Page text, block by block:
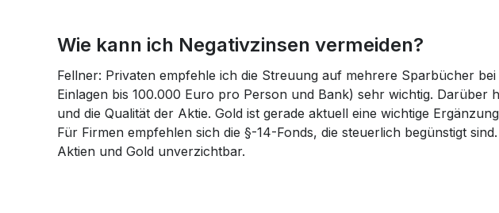
Facebook
Whatsapp
Telegram
Wie kann ich Negativzinsen vermeiden?
Fellner: Privaten empfehle ich die Streuung auf mehrere Sparbücher
Einlagen bis 100.000 Euro pro Person und Bank) sehr wichtig.
und die Qualität der Aktie. Gold ist gerade aktuell eine wichtige
Für Firmen empfehlen sich die §-14-Fonds, die steuerlich begünstigt
Aktien und Gold unverzichtbar.